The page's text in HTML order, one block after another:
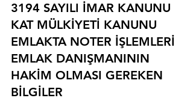
3194 SAYILI İMAR KANUNU
KAT MÜLKİYETİ KANUNU
EMLAKTA NOTER İŞLEMLERİ
EMLAK DANIŞMANININ
HAKİM OLMASI GEREKEN
BİLGİLER